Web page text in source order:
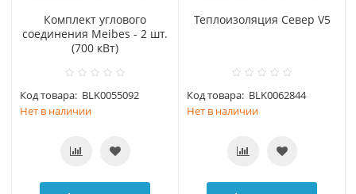
Комплект углового
соединения Meibes - 2 шт.
(700 кВт)
Код товара: BLK0055092
Нет в наличии
Теплоизоляция Cевер V5
Код товара: BLK0062844
Нет в наличии